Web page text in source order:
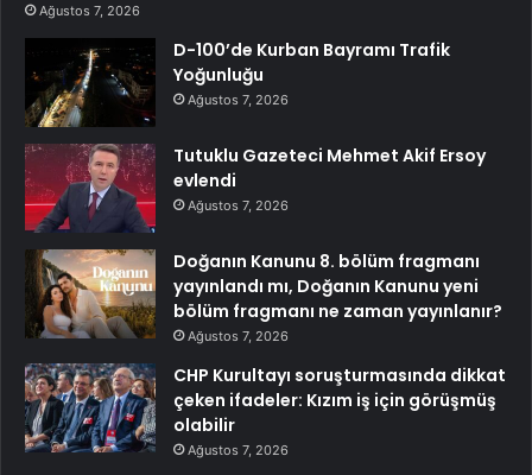
Ağustos 7, 2026
D-100’de Kurban Bayramı Trafik
Yoğunluğu
Ağustos 7, 2026
Tutuklu Gazeteci Mehmet Akif Ersoy
evlendi
Ağustos 7, 2026
Doğanın Kanunu 8. bölüm fragmanı
yayınlandı mı, Doğanın Kanunu yeni
bölüm fragmanı ne zaman yayınlanır?
Ağustos 7, 2026
CHP Kurultayı soruşturmasında dikkat
çeken ifadeler: Kızım iş için görüşmüş
olabilir
Ağustos 7, 2026